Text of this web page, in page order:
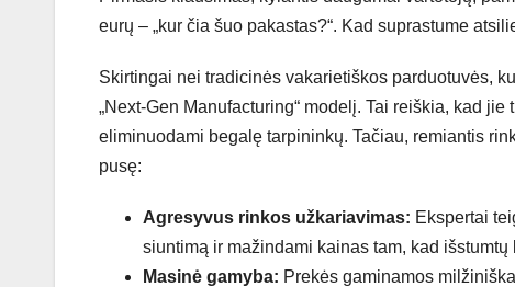
eurų – „kur čia šuo pakastas?“. Kad suprastume
Skirtingai nei tradicinės vakarietiškos parduotuvės,
„Next-Gen Manufacturing“ modelį. Tai reiškia, kad
eliminuodami begalę tarpininkų. Tačiau, remiantis
pusę:
Agresyvus rinkos užkariavimas: Ekspertai
siuntimą ir mažindami kainas tam, kad išstumtų
Masinė gamyba: Prekės gaminamos